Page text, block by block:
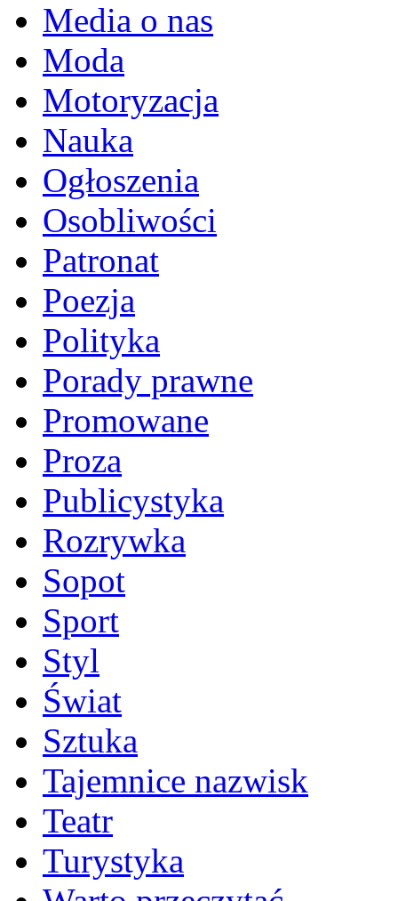
Media o nas
Moda
Motoryzacja
Nauka
Ogłoszenia
Osobliwości
Patronat
Poezja
Polityka
Porady prawne
Promowane
Proza
Publicystyka
Rozrywka
Sopot
Sport
Styl
Świat
Sztuka
Tajemnice nazwisk
Teatr
Turystyka